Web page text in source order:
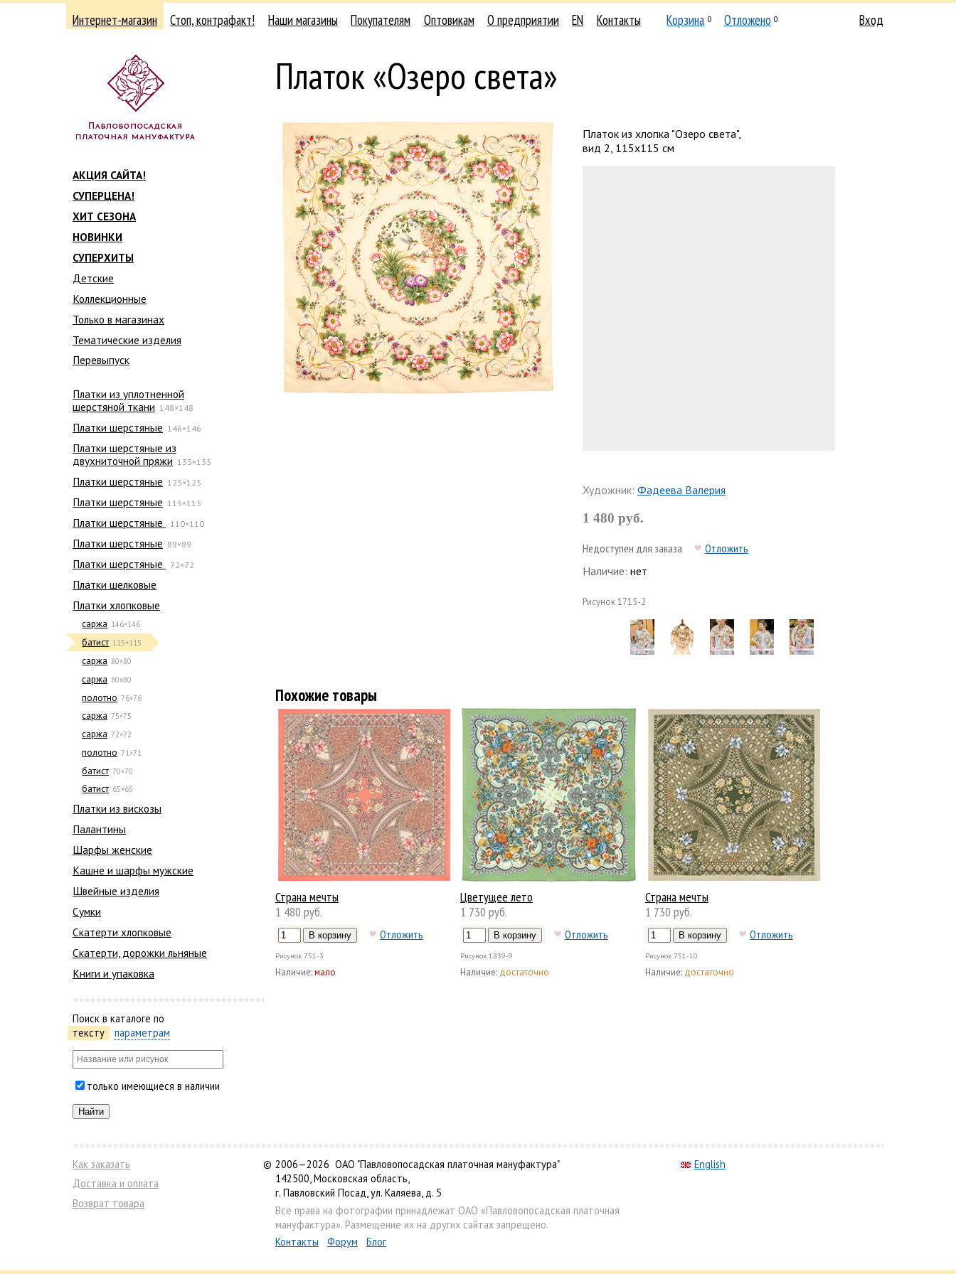
Интернет-магазин Стоп, контрафакт! Наши магазины Покупателям Оптовикам О предприятии EN Контакты Корзина 0 Отложено 0 Вход
АКЦИЯ САЙТА!
СУПЕРЦЕНА!
ХИТ СЕЗОНА
НОВИНКИ
СУПЕРХИТЫ
Детские
Коллекционные
Только в магазинах
Тематические изделия
Перевыпуск
Платки из уплотненной
шерстяной ткани 148×148
Платки шерстяные 146×146
Платки шерстяные из
двухниточной пряжи 135×135
Платки шерстяные 125×125
Платки шерстяные 115×115
Платки шерстяные 110×110
Платки шерстяные 89×89
Платки шерстяные 72×72
Платки шелковые
Платки хлопковые
саржа 146×146
батист 115×115
саржа 80×80
саржа 80х80
полотно 76×76
саржа 75×75
саржа 72×72
полотно 71×71
батист 70×70
батист 65×65
Платки из вискозы
Палантины
Шарфы женские
Кашне и шарфы мужские
Швейные изделия
Сумки
Скатерти хлопковые
Скатерти, дорожки льняные
Книги и упаковка
Поиск в каталоге по
тексту
параметрам
только имеющиеся в наличии
Платок «Озеро света»
Платок из хлопка "Озеро света",
вид 2, 115х115 см
Художник: Фадеева Валерия
1 480 руб.
Недоступен для заказа
Отложить
Наличие: нет
Рисунок1715-2
Похожие товары
Страна мечты
1 480 руб.
Отложить
Рисунок 751-3
Наличие:мало
Цветущее лето
1 730 руб.
Отложить
Рисунок 1839-9
Наличие: достаточно
Страна мечты
1 730 руб.
Отложить
Рисунок 751-10
Наличие: достаточно
Как заказать
Доставка и оплата
Возврат товара
© 2006—2026 ОАО "Павловопосадская платочная мануфактура"
142500, Московская область,
г. Павловский Посад, ул. Каляева, д. 5
Все права на фотографии принадлежат ОАО «Павловопосадская платочная
мануфактура». Размещение их на других сайтах запрещено.
Контакты
Форум Блог
English